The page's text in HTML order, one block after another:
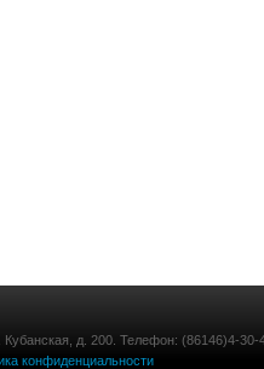
д. 200. Телефон: (86146)4-30-
конфиденциальности